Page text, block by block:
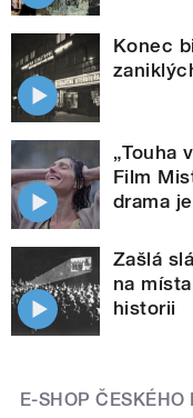
Konec
„Touha
Film
drama
Zašlá
na
historii
E-SHOP ČESKÉHO